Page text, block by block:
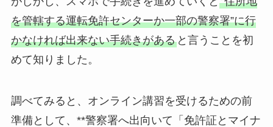
を管轄する運転免許センターか一部の警察署”に行
かなければ出来ない手続きがあると言うことを初
めて知りました。
調べてみると、オンライン講習を受けるための前
準備として、**警察署へ出向いて「免許証とマイナ